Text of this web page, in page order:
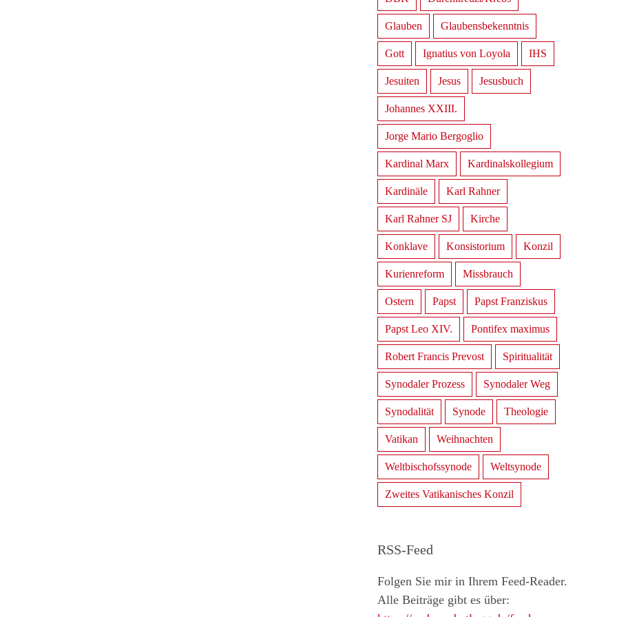
Glauben Glaubensbekenntnis
Gott Ignatius von Loyola IHS
Jesuiten Jesus Jesusbuch
Johannes XXIII.
Jorge Mario Bergoglio
Kardinal Marx Kardinalskollegium
Kardinäle Karl Rahner
Karl Rahner SJ Kirche
Konklave Konsistorium Konzil
Kurienreform Missbrauch
Ostern Papst Papst Franziskus
Papst Leo XIV. Pontifex maximus
Robert Francis Prevost Spiritualität
Synodaler Prozess Synodaler Weg
Synodalität Synode Theologie
Vatikan Weihnachten
Weltbischofssynode Weltsynode
Zweites Vatikanisches Konzil
RSS-Feed
Folgen Sie mir in Ihrem Feed-Reader.
Alle Beiträge gibt es über: